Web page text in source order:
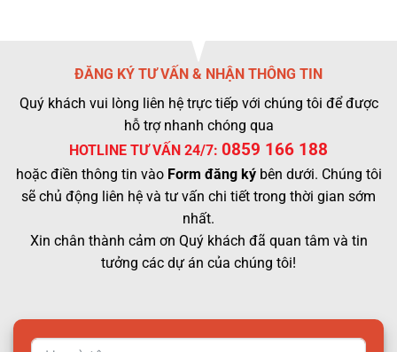
ĐĂNG KÝ TƯ VẤN & NHẬN THÔNG TIN
Quý khách vui lòng liên hệ trực tiếp với chúng tôi để được
hỗ trợ nhanh chóng qua
HOTLINE TƯ VẤN 24/7: 0859 166 188
hoặc điền thông tin vào Form đăng kýbên dưới. Chúng tôi
sẽ chủ động liên hệ và tư vấn chi tiết trong thời gian sớm
nhất.
Xin chân thành cảm ơn Quý khách đã quan tâm và tin
tưởng các dự án của chúng tôi!